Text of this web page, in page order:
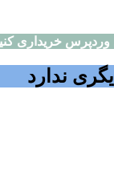
خریداری
ندارد